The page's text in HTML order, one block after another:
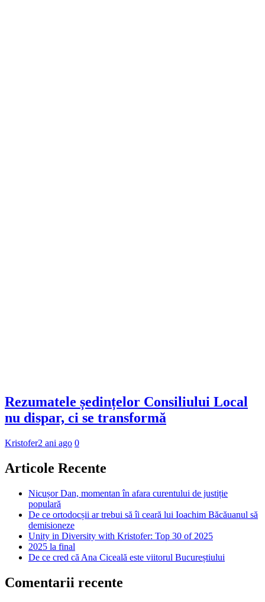
Rezumatele ședințelor Consiliului Local
nu dispar, ci se transformă
Kristofer2 ani ago 0
Articole Recente
Nicușor Dan, momentan în afara curentului de justiție
populară
De ce ortodocșii ar trebui să îi ceară lui Ioachim Băcăuanul să
demisioneze
Unity in Diversity with Kristofer: Top 30 of 2025
2025 la final
De ce cred că Ana Ciceală este viitorul Bucureștiului
Comentarii recente